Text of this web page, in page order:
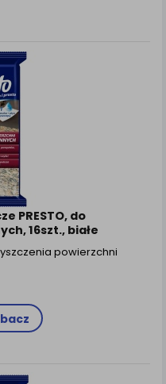
PRESTO, do
16szt., białe
powierzchni